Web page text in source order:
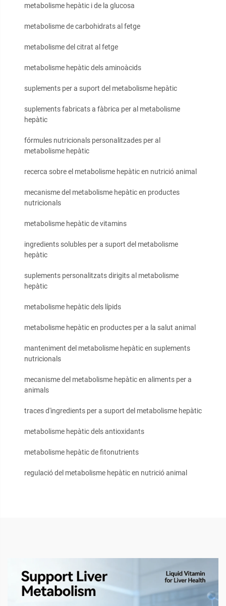
metabolisme hepàtic i de la glucosa
metabolisme de carbohidrats al fetge
metabolisme del citrat al fetge
metabolisme hepàtic dels aminoàcids
suplements per a suport del metabolisme hepàtic
suplements fabricats a fàbrica per al metabolisme
hepàtic
fórmules nutricionals personalitzades per al
metabolisme hepàtic
recerca sobre el metabolisme hepàtic en nutrició animal
mecanisme del metabolisme hepàtic en productes
nutricionals
metabolisme hepàtic de vitamins
ingredients solubles per a suport del metabolisme
hepàtic
suplements personalitzats dirigits al metabolisme
hepàtic
metabolisme hepàtic dels lípids
metabolisme hepàtic en productes per a la salut animal
manteniment del metabolisme hepàtic en suplements
nutricionals
mecanisme del metabolisme hepàtic en aliments per a
animals
traces d'ingredients per a suport del metabolisme hepàtic
metabolisme hepàtic dels antioxidants
metabolisme hepàtic de fitonutrients
regulació del metabolisme hepàtic en nutrició animal